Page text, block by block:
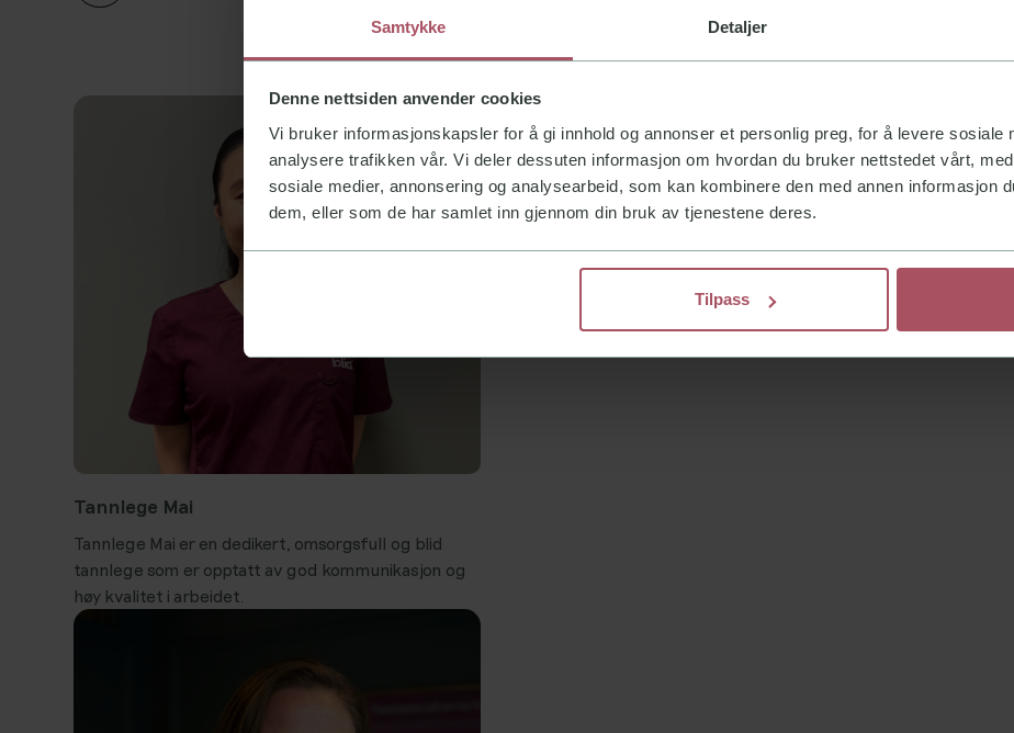
Samtykke Detaljer
Denne nettsiden anvender cookies
Vi bruker informasjonskapsler for å gi innhold og annonser et personlig preg, for å levere sosiale
analysere trafikken vår. Vi deler dessuten informasjon om hvordan du bruker nettstedet vårt,
sosiale medier, annonsering og analysearbeid, som kan kombinere den med annen informasjon
dem, eller som de har samlet inn gjennom din bruk av tjenestene deres.
Tilpass
Tannlege Mai
Tannlege Mai er en dedikert, omsorgsfull og blid
tannlege som er opptatt av god kommunikasjon og
høy kvalitet i arbeidet.